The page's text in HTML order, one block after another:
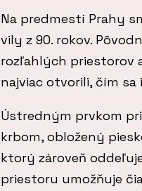
Na predmestí Prahy
vily z 90. rokov.
rozľahlých priestorov
najviac otvorili, čím
Ústredným prvkom
krbom, obložený
ktorý zároveň
priestoru umožňuje